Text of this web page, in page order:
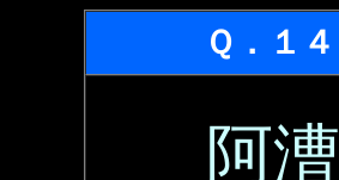
Ｑ．１４
阿漕